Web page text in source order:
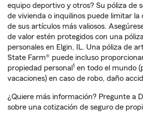
equipo deportivo y otros? Su póliza de
de vivienda o inquilinos puede limitar la
de sus artículos más valiosos.
de valor estén protegidos con una
personales en Elgin, IL. Una póliza de
State Farm® puede incluso
propiedad personal 1 en todo el mundo
vacaciones) en caso de robo, daño
¿Quiere más información? Pregunte a
sobre una cotización de seguro de